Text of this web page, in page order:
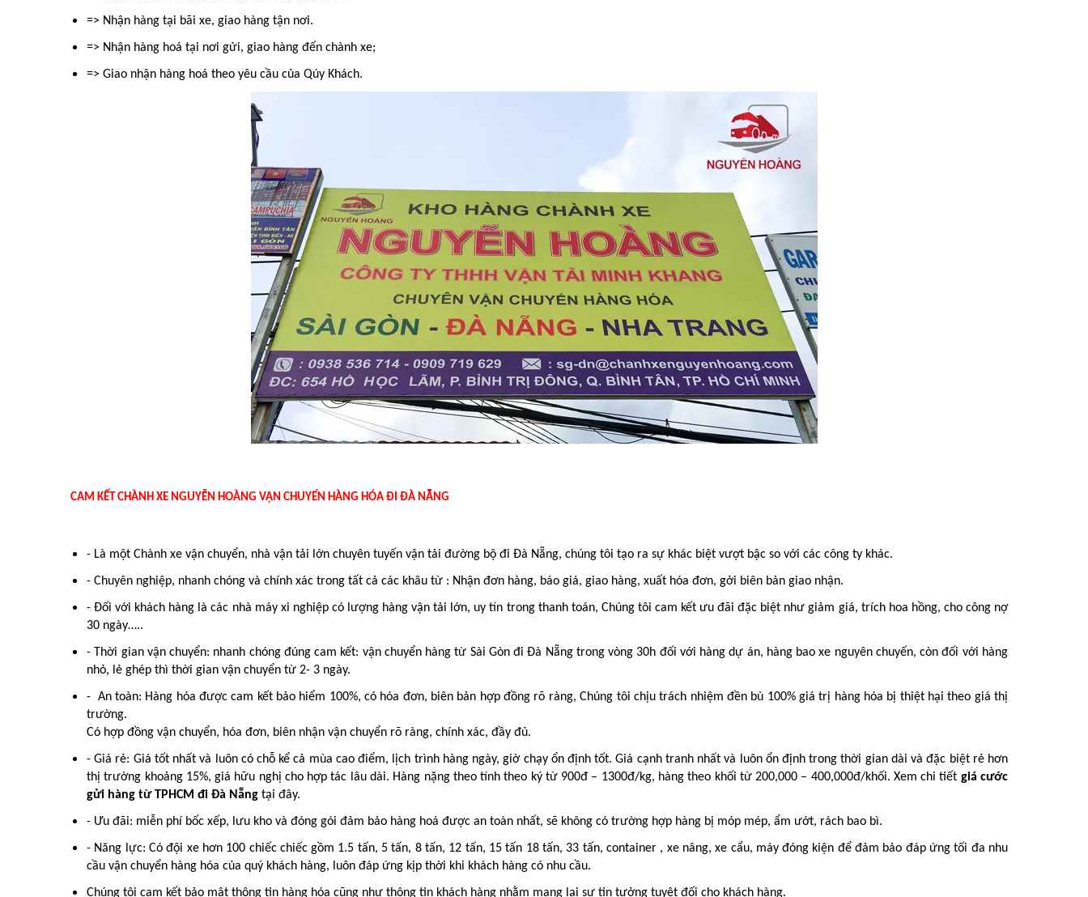
=> Nhận hàng tại bãi xe, giao hàng tận nơi.
=> Nhận hàng hoá tại nơi gửi, giao hàng đến chành xe;
=> Giao nhận hàng hoá theo yêu cầu của Qúy Khách.
CAM KẾT CHÀNH XE NGUYỄN HOÀNG VẬN CHUYỂN HÀNG HÓA ĐI ĐÀ NẴNG
- Là một Chành xe vận chuyển, nhà vận tải lớn chuyên tuyến vận tải đường bộ đi Đà Nẵng, chúng tôi tạo ra sự khác biệt vượt bậc so với các công ty khác.
- Chuyên nghiệp, nhanh chóng và chính xác trong tất cả các khâu từ : Nhận đơn hàng, báo giá, giao hàng, xuất hóa đơn, gởi biên bản giao nhận.
- Đối với khách hàng là các nhà máy xi nghiệp có lượng hàng vận tải lớn, uy tín trong thanh toán, Chúng tôi cam kết ưu đãi đặc biệt như giảm giá, trích hoa hồng, cho công nợ
30 ngày…..
- Thời gian vận chuyển: nhanh chóng đúng cam kết: vận chuyển hàng từ Sài Gòn đi Đà Nẵng trong vòng 30h đối với hàng dự án, hàng bao xe nguyên chuyến, còn đối với hàng
nhỏ, lẻ ghép thì thời gian vận chuyển từ 2- 3 ngày.
- An toàn: Hàng hóa được cam kết bảo hiểm 100%, có hóa đơn, biên bản hợp đồng rõ ràng, Chúng tôi chịu trách nhiệm đền bù 100% giá trị hàng hóa bị thiệt hại theo giá thị
trường.
Có hợp đồng vận chuyển, hóa đơn, biên nhận vận chuyển rõ ràng, chính xác, đầy đủ.
- Giá rẻ: Giá tốt nhất và luôn có chỗ kể cả mùa cao điểm, lịch trình hàng ngày, giờ chạy ổn định tốt. Giá cạnh tranh nhất và luôn ổn định trong thời gian dài và đặc biệt rẻ hơn
thị trường khoảng 15%, giá hữu nghị cho hợp tác lâu dài. Hàng nặng theo tính theo ký từ 900đ – 1300đ/kg, hàng theo khối từ 200,000 – 400,000đ/khối. Xem chi tiết giá cước
gửi hàng từ TPHCM đi Đà Nẵng tại đây.
- Ưu đãi: miễn phí bốc xếp, lưu kho và đóng gói đảm bảo hàng hoá được an toàn nhất, sẽ không có trường hợp hàng bị móp mép, ẩm ướt, rách bao bì.
- Năng lực: Có đội xe hơn 100 chiếc chiếc gồm 1.5 tấn, 5 tấn, 8 tấn, 12 tấn, 15 tấn 18 tấn, 33 tấn, container , xe nâng, xe cẩu, máy đóng kiện để đảm bảo đáp ứng tối đa nhu
cầu vận chuyển hàng hóa của quý khách hàng, luôn đáp ứng kịp thời khi khách hàng có nhu cầu.
Chúng tôi cam kết bảo mât thông tin hàng hóa cũng như thông tin khách hàng nhằm mang lại sự tin tưởng tuyệt đối cho khách hàng.